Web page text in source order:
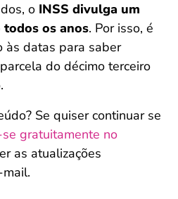
o INSS divulga um
os anos. Por isso, é
às datas para saber
do décimo terceiro
Se quiser continuar se
gratuitamente no
as atualizações